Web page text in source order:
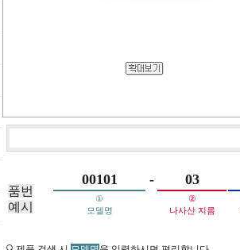
품번
예시
00101 - 03
①
모델명
②
나사산 지름